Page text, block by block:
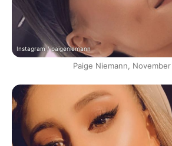
Instagram / paigeniemann
Paige Niemann,